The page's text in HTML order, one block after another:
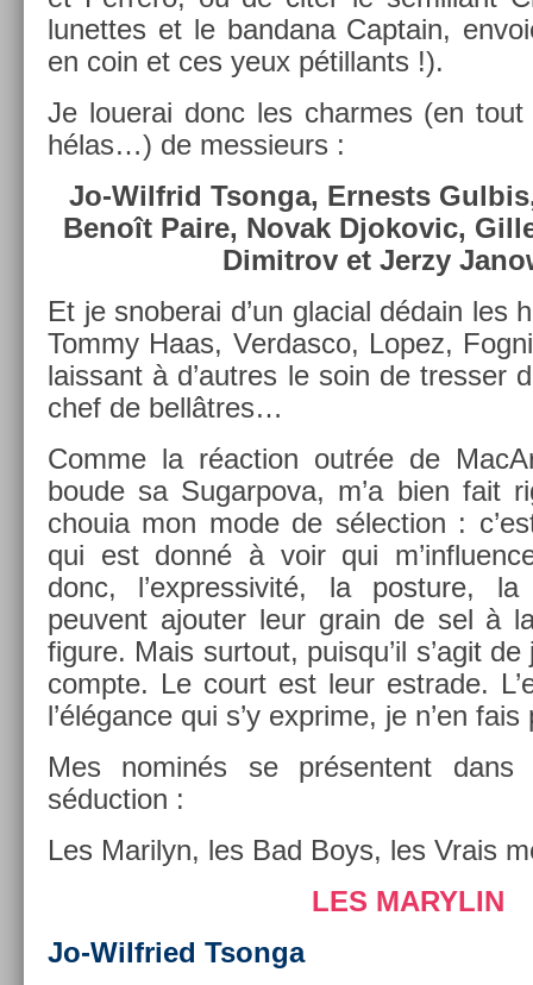
lunet­tes et le ban­dana Cap­tain,
en coin et ces yeux pétil­lants !).
Je louerai donc les char­mes (en
hélas…) de mes­sieurs :
Jo-Wilfrid Tson­ga, Er­nests
Benoît Paire, Novak Djokovic,
Di­mit­rov et Jerzy
Et je snoberai d’un glaci­al dédain les
Tommy Haas, Ver­dasco, Lopez,
lais­sant à d’aut­res le soin de tress­er
chef de bellâtres…
Comme la réac­tion outrée de
boude sa Sugar­pova, m’a bien fait
chouia mon mode de sélec­tion :
qui est donné à voir qui
donc, l’expres­sivité, la post­ure,
peuvent ajout­er leur grain de sel à
figure. Mais sur­tout, puis­qu’il s’agit
com­pte. Le court est leur estrade.
l’élégance qui s’y ex­prime, je n’en
Mes nominés se présen­tent
séduc­tion :
Les Marilyn, les Bad Boys, les Vrais
LES MARYLIN
Jo-Wilfried Tson­ga